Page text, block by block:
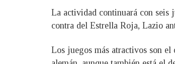
La actividad continuará con seis
contra del Estrella Roja, Lazio
Los juegos más atractivos son